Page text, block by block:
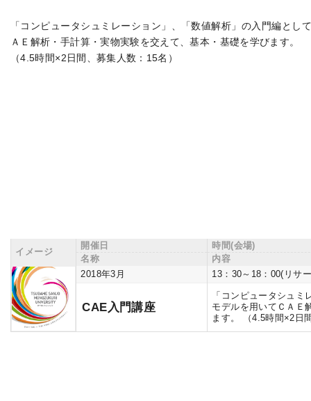
「コンピュータシュミレーション」、「数値解析」の入門編とし
ＡＥ解析・手計算・実物実験を交えて、基本・基礎を学びます。
（4.5時間×2日間、募集人数：15名）
イメージ
開催日
時間(会場)
名称
内容
2018年3月
13：30～18：00(リサ
CAE入門講座
「コンピュータシュ
モデルを用いてＣＡＥ
ます。 （4.5時間×2日